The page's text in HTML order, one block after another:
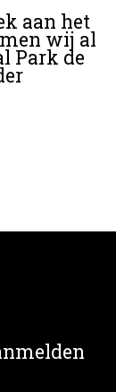
aan het
wij al
Park de